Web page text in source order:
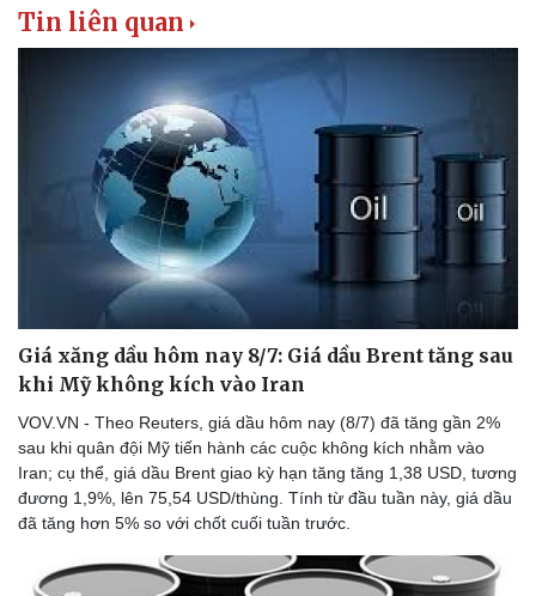
Tin liên quan
Giá xăng dầu hôm nay 8/7: Giá dầu Brent tăng sau
khi Mỹ không kích vào Iran
VOV.VN - Theo Reuters, giá dầu hôm nay (8/7) đã tăng gần 2%
sau khi quân đội Mỹ tiến hành các cuộc không kích nhằm vào
Iran; cụ thể, giá dầu Brent giao kỳ hạn tăng tăng 1,38 USD, tương
đương 1,9%, lên 75,54 USD/thùng. Tính từ đầu tuần này, giá dầu
đã tăng hơn 5% so với chốt cuối tuần trước.